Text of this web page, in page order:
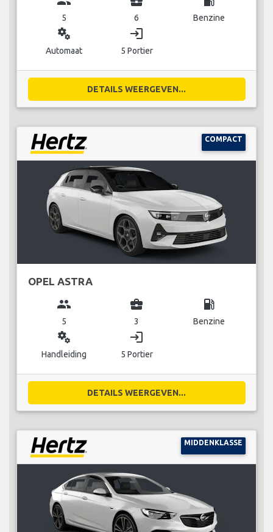
5 6 Benzine
miscellaneous_services
Automaat
login
5 Portier
DETAILS WEERGEVEN...
COMPACT
OPEL ASTRA
group
5
business_center
3
local_gas_station
Benzine
miscellaneous_services
Handleiding
login
5 Portier
DETAILS WEERGEVEN...
MIDDENKLASSE